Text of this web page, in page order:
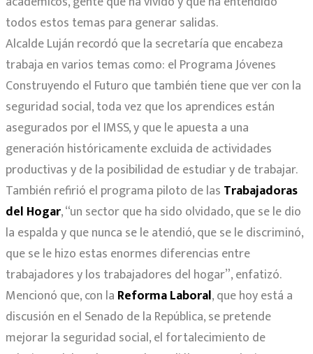
todos estos temas para generar salidas.
Alcalde Luján recordó que la secretaría que encabeza
trabaja en varios temas como: el Programa Jóvenes
Construyendo el Futuro que también tiene que ver con la
seguridad social, toda vez que los aprendices están
asegurados por el IMSS, y que le apuesta a una
generación históricamente excluida de actividades
productivas y de la posibilidad de estudiar y de trabajar.
También refirió el programa piloto de las Trabajadoras
del Hogar, “un sector que ha sido olvidado, que se le dio
la espalda y que nunca se le atendió, que se le discriminó,
que se le hizo estas enormes diferencias entre
trabajadores y los trabajadores del hogar”, enfatizó.
Mencionó que, con la Reforma Laboral, que hoy está a
discusión en el Senado de la República, se pretende
mejorar la seguridad social, el fortalecimiento de